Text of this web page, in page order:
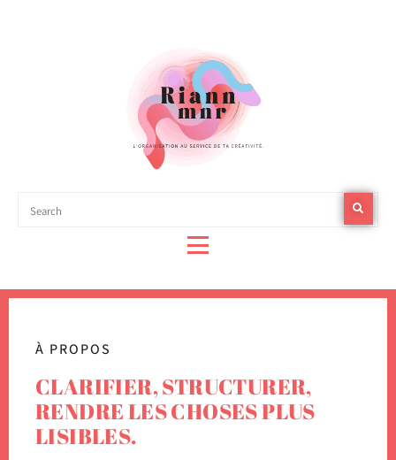
Formatrice &
organisation,
expérience client et
À PROPOS
CLARIFIER, STRUCTURER,
RENDRE LES CHOSES PLUS
LISIBLES.